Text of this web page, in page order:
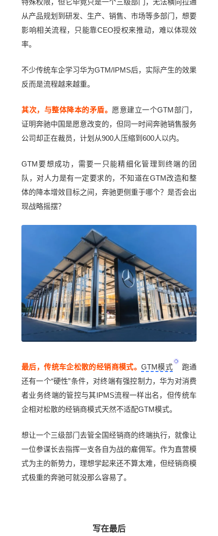
从产品规划到研发、生产、销售、市场等多部门，想要
影响相关流程，只能靠CEO授权来推动，难以体现效
率。
不少传统车企学习华为GTM/IPMS后，实际产生的效果
反而是流程越来越重。
其次，与整体降本的矛盾。 愿意建立一个GTM部门，
证明奔驰中国是愿意改变的，但同一时间奔驰销售服务
公司却正在裁员，计划从900人压缩到600人以内。
GTM要想成功，需要一只能精细化管理到终端的团
队，对人力是有一定要求的，不知道在GTM改造和整
体的降本增效目标之间，奔驰更侧重于哪个？是否会出
现战略摇摆？
最后，传统车企松散的经销商模式。GTM模式
跑通
还有一个“硬性”条件，对终端有强控制力，华为对消费
者业务终端的管控与其IPMS流程一样出名，但传统车
企相对松散的经销商模式天然不适配GTM模式。
想让一个三级部门去管全国经销商的终端执行，就像让
一位参谋长去指挥一支各自为战的雇佣军。作为直营模
式为主的新势力，理想学起来还不算太难，但经销商模
式极重的奔驰可就没那么容易了。
写在最后